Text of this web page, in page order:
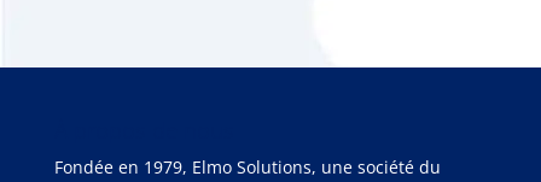
Fondée en 1979, Elmo Solutions, une société du